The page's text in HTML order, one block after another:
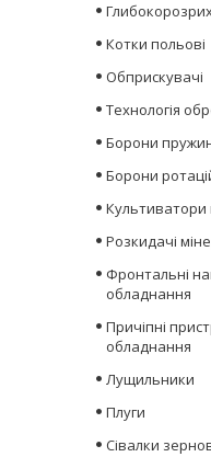
Котки польові
Обприскувачі
Технологія
Борони
Борони
Культиватори
Розкидачі
Фронтальні
обладнання
Причіпні
обладнання
Лущильники
Плуги
Сівалки